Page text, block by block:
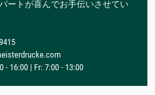
ートが喜んでお手伝いさせてい
- 16:00 | Fr: 7:00 - 13:00